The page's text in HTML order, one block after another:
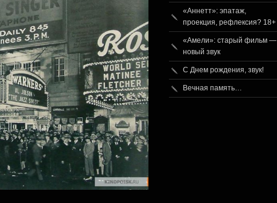
«Аннетт»: эпатаж,
проекция, рефлексия? 18+
«Амели»: старый фильм —
новый звук
С Днем рождения, звук!
Вечная память…